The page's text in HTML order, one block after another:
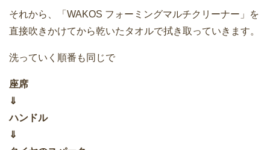
それから、「WAKOS フォーミングマルチクリーナー」を
直接吹きかけてから乾いたタオルで拭き取っていきます。
洗っていく順番も同じで
座席
⇓
ハンドル
⇓